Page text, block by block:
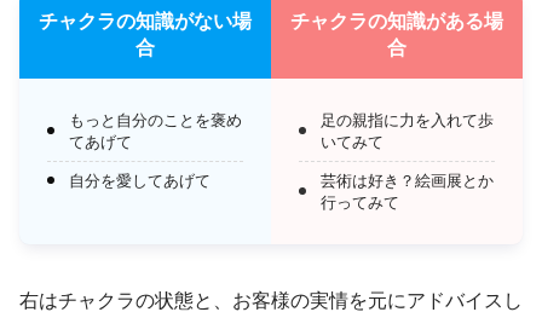
チャクラの知識がない場
合
もっと自分のことを褒め
てあげて
自分を愛してあげて
チャクラの知識がある場
合
足の親指に力を入れて歩
いてみて
芸術は好き？絵画展とか
行ってみて
右はチャクラの状態と、お客様の実情を元にアドバイスし